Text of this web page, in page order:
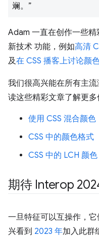
斓。”
Adam 一直在创作一些
新技术 功能，例如高清
及在 CSS 播客上讨论颜
我们很高兴能在所有主
读这些精彩文章了解更多
使用 CSS 混合颜色
CSS 中的颜色格式
CSS 中的 LCH 颜
期待 Interop
一旦特征可以互操作，
兴看到 2023 年加入此群